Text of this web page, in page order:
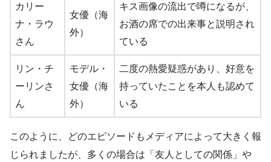
カリー
ナ・ラウ
さん
女優（海
外）
キス画像の流出で噂になるが、
お酒の席での出来事と説明され
ている
リン・チ
ーリンさ
ん
モデル・
女優（海
外）
二度の熱愛疑惑があり、好意を
持っていたことを本人も認めて
いる
このように、どのエピソードもメディアによって大きく報
じられましたが、多くの場合は「友人としての関係」や